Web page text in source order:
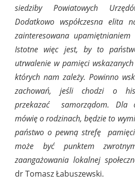
siedziby Powiatowych
Dodatkowo współczesna elita
zainteresowana
Istotne więc jest, by to
utrwalenie w pamięci
których nam zależy. Powinno
zachowań, jeśli chodzi o
przekazać samorządom. Dla
mówię o rodzinach, będzie to
państwo o pewną strefę
może być punktem
zaangażowania lokalnej
dr Tomasz Łabuszewski.